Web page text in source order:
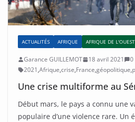
ACTUALITÉS AFRIQUE AFRIQUE DE L'OUEST
Garance GUILLEMOT 18 avril 2021
0
2021,Afrique,crise,France,géopolitique,
Une crise multiforme au
Début mars, le pays a connu une
populaire d’une violence rare. Un